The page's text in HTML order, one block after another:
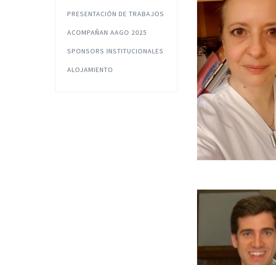
PRESENTACIÓN DE TRABAJOS
ACOMPAÑAN AAGO 2025
SPONSORS INSTITUCIONALES
ALOJAMIENTO